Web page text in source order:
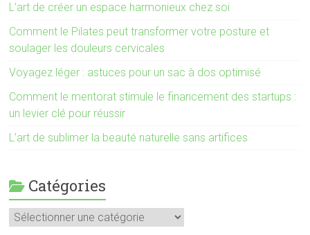
L’art de créer un espace harmonieux chez soi
Comment le Pilates peut transformer votre posture et
soulager les douleurs cervicales
Voyagez léger : astuces pour un sac à dos optimisé
Comment le mentorat stimule le financement des startups :
un levier clé pour réussir
L’art de sublimer la beauté naturelle sans artifices
Catégories
Catégories